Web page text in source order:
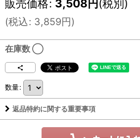
販売価格: 3,508円(税別)
(税込: 3,859円)
在庫数 ◯
数量:
返品特約に関する重要事項